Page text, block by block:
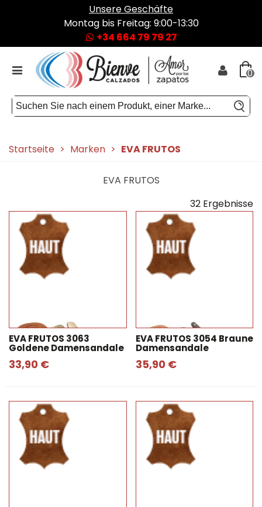
Unsere Geschäfte
Montag bis Freitag: 9:00-13:30
+34 664 79 79 27
0
Startseite > Marken > EVA FRUTOS
EVA FRUTOS
32 Ergebnisse
EVA FRUTOS 3063
Goldene Damensandale
33,90 €
EVA FRUTOS 3054 Braune
Damensandale
35,90 €